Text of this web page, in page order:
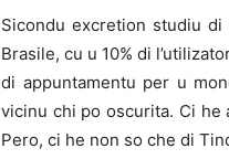
Sicondu excretion studiu di
Brasile, cu u 10% di
di appuntamentu per u
vicinu chi po oscurita. Ci he
Pero, ci he non so che di